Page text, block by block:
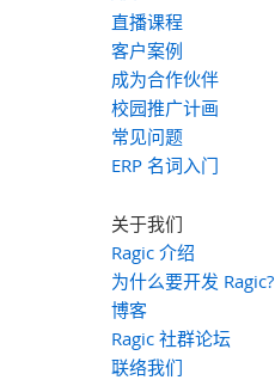
直播课程
客户案例
成为合作伙伴
校园推广计画
常见问题
ERP 名词入门
关于我们
Ragic 介绍
为什么要开发 Ragic?
博客
Ragic 社群论坛
联络我们